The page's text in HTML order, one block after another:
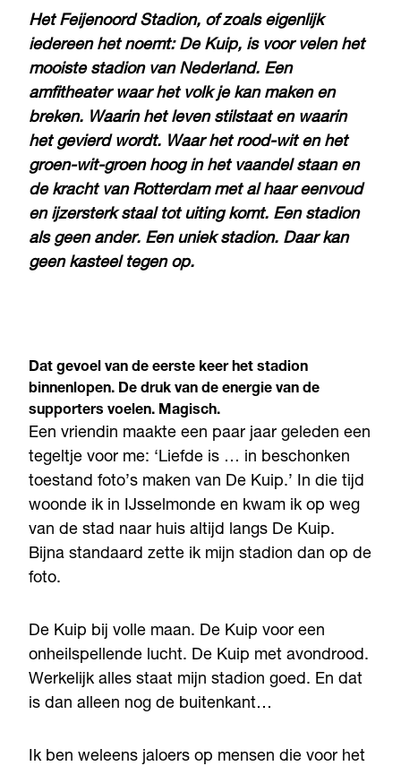
Het Feijenoord Stadion, of zoals eigenlijk
iedereen het noemt: De Kuip, is voor velen het
mooiste stadion van Nederland. Een
amfitheater waar het volk je kan maken en
breken. Waarin het leven stilstaat en waarin
het gevierd wordt. Waar het rood-wit en het
groen-wit-groen hoog in het vaandel staan en
de kracht van Rotterdam met al haar eenvoud
en ijzersterk staal tot uiting komt. Een stadion
als geen ander. Een uniek stadion. Daar kan
geen kasteel tegen op.
Dat gevoel van de eerste keer het stadion
binnenlopen. De druk van de energie van de
supporters voelen. Magisch.
Een vriendin maakte een paar jaar geleden een
tegeltje voor me: ‘Liefde is … in beschonken
toestand foto’s maken van De Kuip.’ In die tijd
woonde ik in IJsselmonde en kwam ik op weg
van de stad naar huis altijd langs De Kuip.
Bijna standaard zette ik mijn stadion dan op de
foto.
De Kuip bij volle maan. De Kuip voor een
onheilspellende lucht. De Kuip met avondrood.
Werkelijk alles staat mijn stadion goed. En dat
is dan alleen nog de buitenkant…
Ik ben weleens jaloers op mensen die voor het